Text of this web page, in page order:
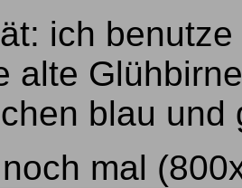
ich
alte
blau
mal